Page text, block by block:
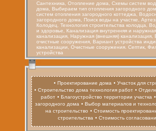
Сантехника, Отопление дома, Схемы систем
дома, Выбираем тип отопления загородного
систем отопления загородного коттеджа,
загородного дома, Поиск воды на участке,
Колодец. Технология строительства колодца,
и здоровье, Канализация внутренняя и
канализация, Наружная (внешняя) канализация,
очистные сооружения, Вариант устройства
канализации, Очистные сооружения. Септик,
устройства
• Проектирование дома • Участок для
• Строительство дома технология работ •
работ • Благоустройство территории участка
загородного дома • Выбор материалов и
на строительство • Стоимость
строительства • Стоимость